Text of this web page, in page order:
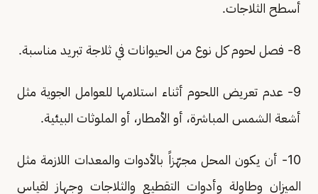
أسطح الثلاجات.
8- فصل لحوم كل نوع من الحيوانات في ثلاجة تبريد مناسبة.
9- عدم تعريض اللحوم أثناء استلامها للعوامل الجوية مثل
أشعة الشمس المباشرة، أو الأمطار، أو الملوثات البيئية.
10- أن يكون المحل مجهّزاً بالأدوات والمعدات اللازمة مثل
الميزان وطاولة وأدوات التقطيع والثلاجات وجهاز لقياس